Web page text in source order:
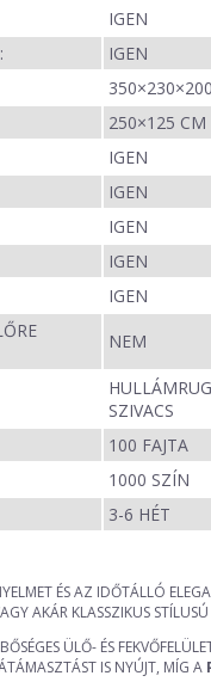
IGEN
IGEN
250×125 CM
IGEN
IGEN
IGEN
IGEN
IGEN
NEM
SZIVACS
100 FAJTA
1000 SZÍN
3-6 HÉT
ÉS AZ IDŐTÁLLÓ
AKÁR KLASSZIKUS
BŐSÉGES ÜLŐ- ÉS
IS NYÚJT, MÍG A